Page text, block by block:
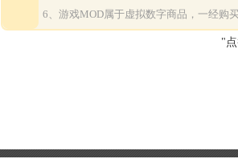
6、游戏MOD属于虚拟数字商品，一经购
"